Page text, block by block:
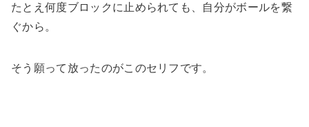
たとえ何度ブロックに止められても、自分がボールを繋
ぐから。
そう願って放ったのがこのセリフです。